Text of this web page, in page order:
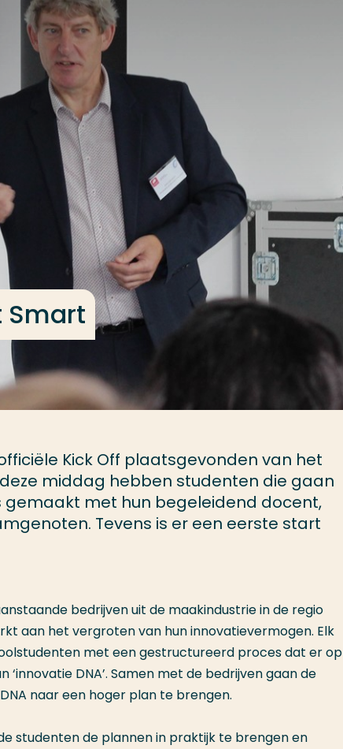
Smart
Kick Off plaatsgevonden van het
middag hebben studenten die gaan
met hun begeleidend docent,
Tevens is er een eerste start
bedrijven uit de maakindustrie in de regio
aan het vergroten van hun innovatievermogen. Elk
met een gestructureerd proces dat er op
DNA’. Samen met de bedrijven gaan de
naar een hoger plan te brengen.
studenten de plannen in praktijk te brengen en